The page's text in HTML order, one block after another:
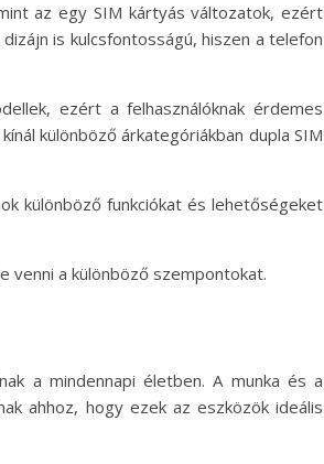
az egy SIM kártyás változatok, ezért
is kulcsfontosságú, hiszen a telefon
ezért a felhasználóknak érdemes
különböző árkategóriákban dupla SIM
különböző funkciókat és lehetőségeket
venni a különböző szempontokat.
a mindennapi életben. A munka és a
ahhoz, hogy ezek az eszközök ideális